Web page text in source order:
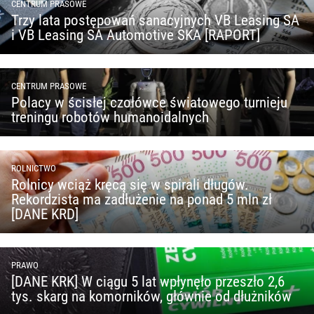
CENTRUM PRASOWE
Trzy lata postępowań sanacyjnych VB Leasing SA
i VB Leasing SA Automotive SKA [RAPORT]
CENTRUM PRASOWE
Polacy w ścisłej czołówce światowego turnieju
treningu robotów humanoidalnych
ROLNICTWO
Rolnicy wciąż kręcą się w spirali długów.
Rekordzista ma zadłużenie na ponad 5 mln zł
[DANE KRD]
PRAWO
[DANE KRK] W ciągu 5 lat wpłynęło przeszło 2,6
tys. skarg na komorników, głównie od dłużników